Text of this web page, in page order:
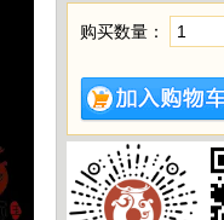
购买数量：